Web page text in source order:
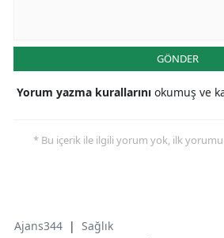
GÖNDER
Yorum yazma kurallarını okumuş ve
* Bu içerik ile ilgili yorum yok, ilk yorumu
Ajans344 | Sağlık